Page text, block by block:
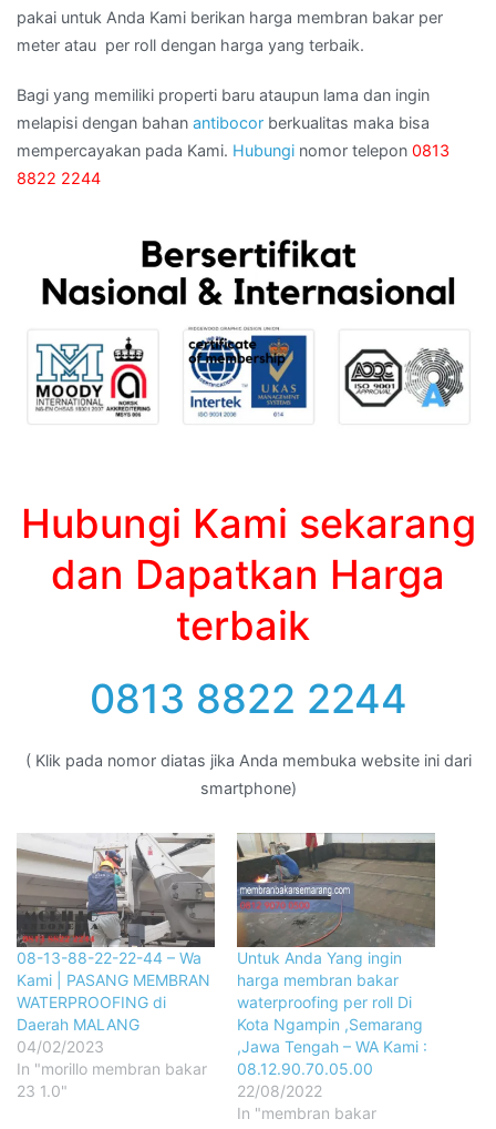
pakai untuk Anda Kami berikan harga membran bakar per
meter atau per roll dengan harga yang terbaik.
Bagi yang memiliki properti baru ataupun lama dan ingin
melapisi dengan bahan antibocor berkualitas maka bisa
mempercayakan pada Kami. Hubungi nomor telepon 0813
8822 2244
Hubungi Kami sekarang
dan Dapatkan Harga
terbaik
0813 8822 2244
( Klik pada nomor diatas jika Anda membuka website ini dari
smartphone)
08-13-88-22-22-44 – Wa
Kami | PASANG MEMBRAN
WATERPROOFING di
Daerah MALANG
04/02/2023
In "morillo membran bakar
23 1.0"
Untuk Anda Yang ingin
harga membran bakar
waterproofing per roll Di
Kota Ngampin ,Semarang
,Jawa Tengah – WA Kami :
08.12.90.70.05.00
22/08/2022
In "membran bakar